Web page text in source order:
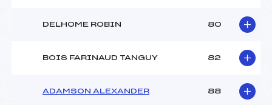
DELHOME ROBIN 80
BOIS FARINAUD TANGUY 82
ADAMSON ALEXANDER 88